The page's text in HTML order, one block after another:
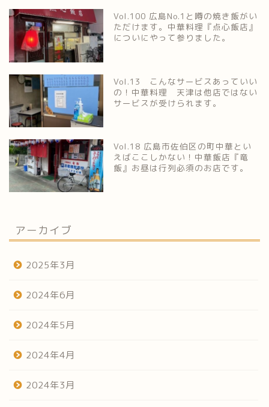
Vol.100 広島No.1と噂の焼き飯がい
ただけます。中華料理『点心飯店』
についにやって参りました。
Vol.13 こんなサービスあっていい
の！中華料理 天津は他店ではない
サービスが受けられます。
Vol.18 広島市佐伯区の町中華とい
えばここしかない！中華飯店『竜
飯』お昼は行列必須のお店です。
アーカイブ
2025年3月
2024年6月
2024年5月
2024年4月
2024年3月